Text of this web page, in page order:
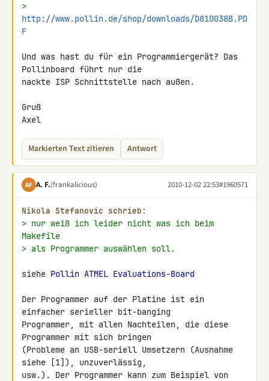
http://www.pollin.de/shop/downloads/D810038B.PD
F
Und was hast du für ein Programmiergerät? Das
Pollinboard führt nur die
nackte ISP Schnittstelle nach außen.
Gruß
Axel
Markierten Text zitieren Antwort
AF A. F.(frankalicious) 2010-12-02 22:53#1960571
Nikola Stefanovic schrieb:
> nur weiß ich leider nicht was ich beim
Makefile
> als Programmer auswählen soll.
siehe Pollin ATMEL Evaluations-Board
Der Programmer auf der Platine ist ein
einfacher serieller bit-banging
Programmer, mit allen Nachteilen, die diese
Programmer mit sich bringen
(Probleme an USB-seriell Umsetzern (Ausnahme
siehe [1]), unzuverlässig,
usw.). Der Programmer kann zum Beispiel von